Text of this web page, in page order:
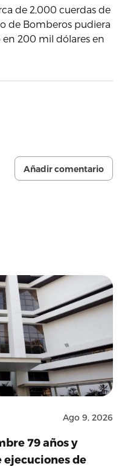
de 2,000 cuerdas de
de Bomberos pudiera
200 mil dólares en
Añadir comentario
Ago 9, 2026
79 años y
de